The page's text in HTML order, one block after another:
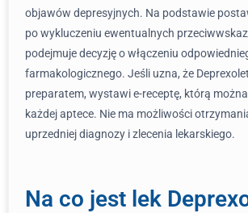
objawów depresyjnych. Na podstawie
po wykluczeniu ewentualnych
podejmuje decyzję o włączeniu
farmakologicznego. Jeśli uzna, że
preparatem, wystawi e-receptę, którą
każdej aptece. Nie ma możliwości
uprzedniej diagnozy i zlecenia lekarskiego.
Na co jest lek